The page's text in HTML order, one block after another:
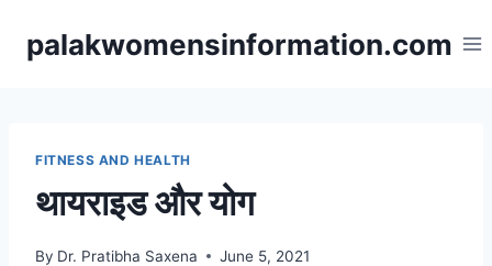
palakwomensinformation.com
FITNESS AND HEALTH
थायराइड और योग
By Dr. Pratibha Saxena June 5, 2021